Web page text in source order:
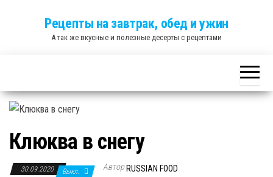
Рецепты на завтрак, обед и ужин
А так же вкусные и полезные десерты с рецептами
Клюква в снегу
30.09.2020 Выкл. Автор RUSSIAN FOOD